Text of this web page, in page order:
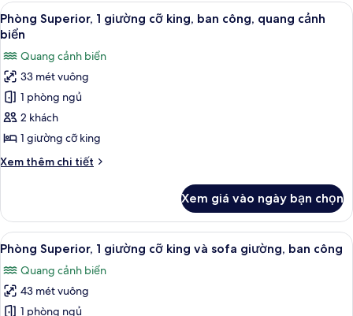
giường
cỡ
king
Xem
tất
ảnh
Phòng
Superior,
1
giường
cỡ
king,
công,
quang
cảnh
biển
Phòng Superior, 1 giường cỡ king,
9
Phòng Superior, 1 giường cỡ king, ban công, quang cảnh
biển
Quang cảnh biển
33 mét vuông
1 phòng ngủ
2 khách
1 giường cỡ king
Xem thêm chi tiết
Chi
Phòng
Superior,
1
giường
cỡ
king,
ban
Xem giá vào ngày bạn chọn
Xem
tất
cả
ảnh
Phòng Superior, 1 giường cỡ king
7
Phòng Superior, 1 giường cỡ king và sofa giường, ban công
Quang cảnh biển
43 mét vuông
1 phòng ngủ